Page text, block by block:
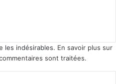
les indésirables. En savoir plus sur
sont traitées.